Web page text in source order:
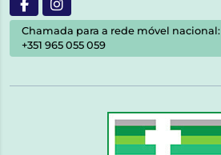
Chamada para a rede móvel nacional:
+351 965 055 059